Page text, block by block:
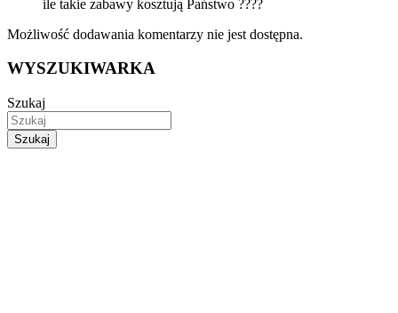
ile takie zabawy kosztują Państwo ????
Możliwość dodawania komentarzy nie jest dostępna.
WYSZUKIWARKA
Szukaj
Szukaj